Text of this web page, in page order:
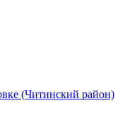
(Читинский район)